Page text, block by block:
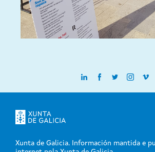
Xunta de Galicia. Información mantida e